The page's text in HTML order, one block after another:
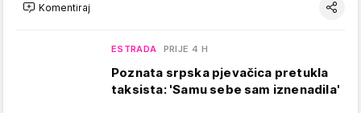
Komentiraj
ESTRADA PRIJE 4 H
Poznata srpska pjevačica pretukla
taksista: 'Samu sebe sam iznenadila'